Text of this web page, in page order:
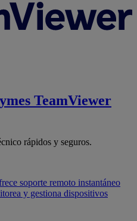
TeamViewer
rápidos y seguros.
soporte remoto instantáneo
y gestiona dispositivos